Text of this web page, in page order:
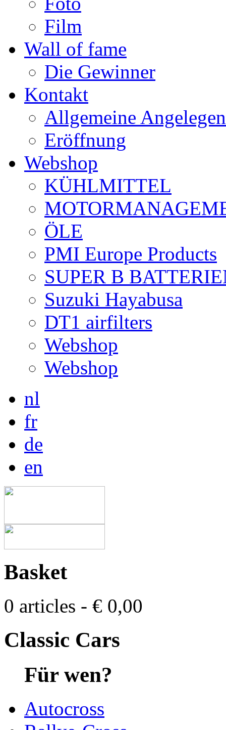
Film
Wall of fame
Die Gewinner
Kontakt
Allgemeine
Eröffnung
Webshop
KÜHLMITTEL
ÖLE
PMI Europe Products
SUPER B
Suzuki Hayabusa
DT1 airfilters
Webshop
Webshop
nl
fr
de
en
Basket
0 articles - € 0,00
Classic Cars
Für wen?
Autocross